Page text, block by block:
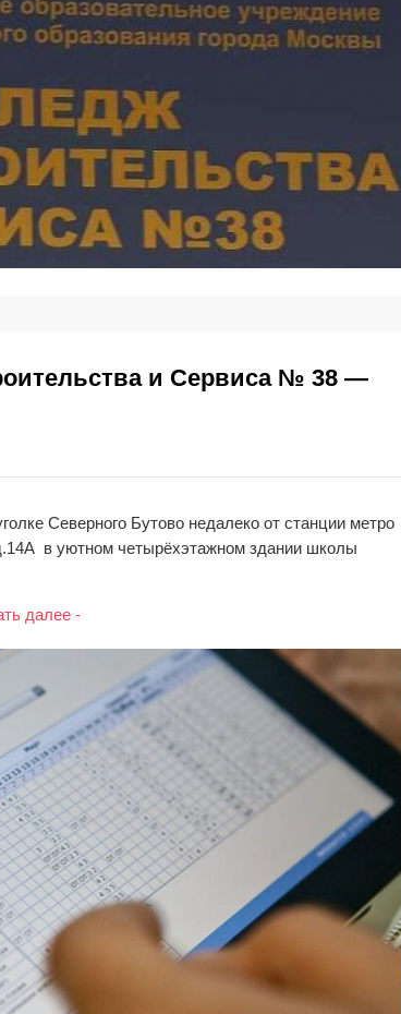
и Сервиса № 38 —
Северного Бутово недалеко от станции метро
в уютном четырёхэтажном здании школы
далее -